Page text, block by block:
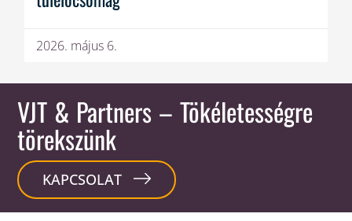
2026. május 6.
VJT & Partners – Tökéletességre
törekszünk
KAPCSOLAT